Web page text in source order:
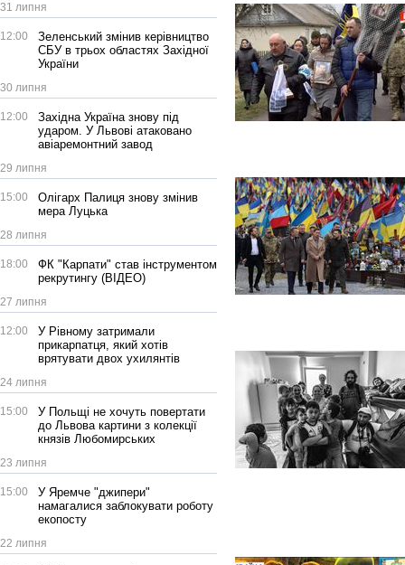
31 липня
12:00
Зеленський змінив керівництво
СБУ в трьох областях Західної
України
30 липня
12:00
Західна Україна знову під
ударом. У Львові атаковано
авіаремонтний завод
29 липня
15:00
Олігарх Палиця знову змінив
мера Луцька
28 липня
18:00
ФК "Карпати" став інструментом
рекрутингу (ВІДЕО)
27 липня
12:00
У Рівному затримали
прикарпатця, який хотів
врятувати двох ухилянтів
24 липня
15:00
У Польщі не хочуть повертати
до Львова картини з колекції
князів Любомирських
23 липня
15:00
У Яремче "джипери"
намагалися заблокувати роботу
екопосту
22 липня